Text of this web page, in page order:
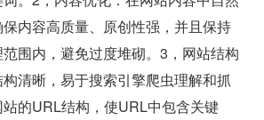
内容高质量、原创性强，并且保持
围内，避免过度堆砌。3，网站结构
清晰，易于搜索引擎爬虫理解和抓
的URL结构，使URL中包含关键